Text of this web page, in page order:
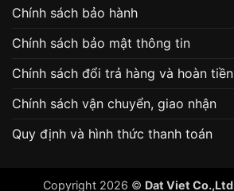
Chính sách bảo hành
Chính sách bảo mật thông tin
Chính sách đổi trả hàng và hoàn tiền
Chính sách vận chuyển, giao nhận
Quy định và hình thức thanh toán
Copyright 2026 © Dat Viet Co.,Ltd